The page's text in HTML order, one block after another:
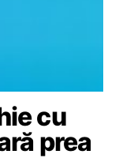
cu
prea